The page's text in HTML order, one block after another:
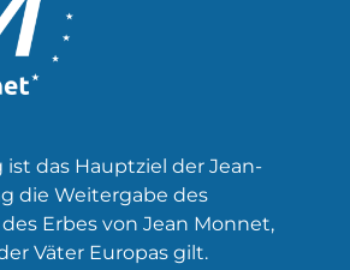
das Hauptziel der Jean-
die Weitergabe des
Erbes von Jean Monnet,
Väter Europas gilt.